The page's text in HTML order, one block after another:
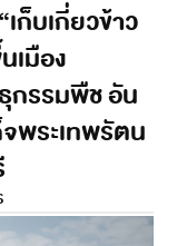
ก็บเกี่ยวข้าว
มือง
กรรมพืช อัน
พระเทพรัตน